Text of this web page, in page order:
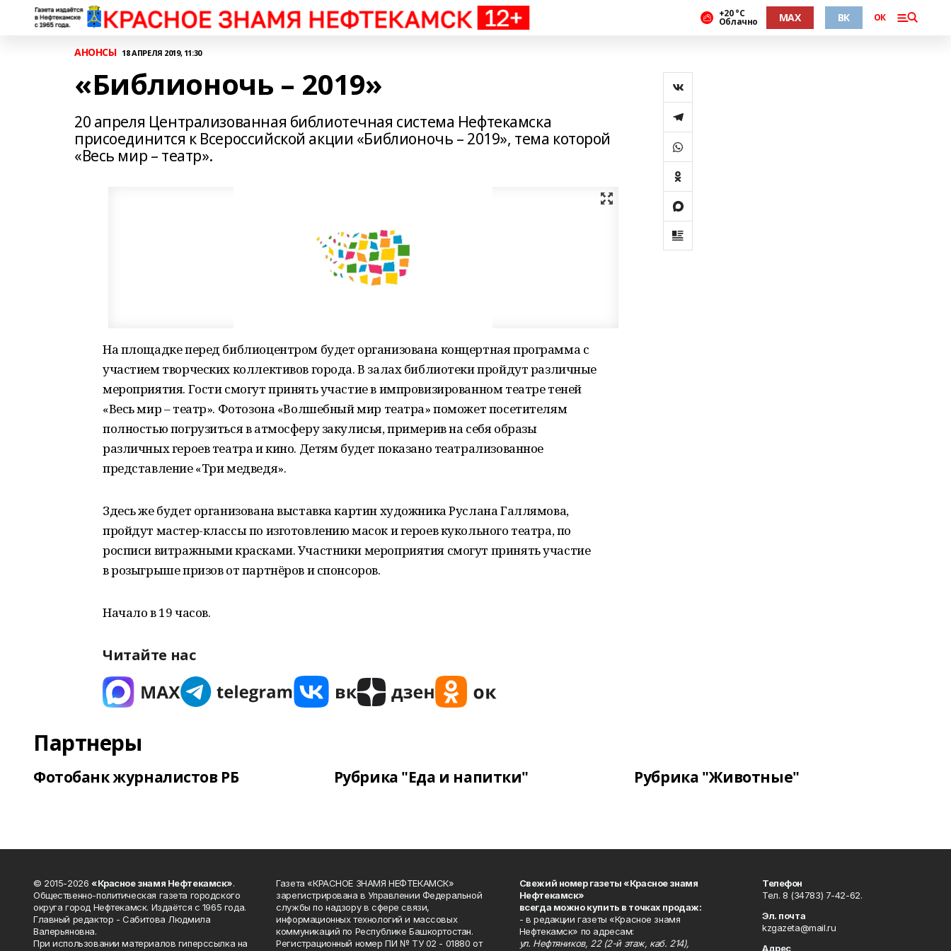
+20 °С
Облачно MAX ВК ОК
АНОНСЫ 18 АПРЕЛЯ 2019, 11:30
«Библионочь – 2019»
20 апреля Централизованная библиотечная система Нефтекамска
присоединится к Всероссийской акции «Библионочь – 2019», тема которой
«Весь мир – театр».
На площадке перед библиоцентром будет организована концертная программа с
участием творческих коллективов города. В залах библиотеки пройдут различные
мероприятия. Гости смогут принять участие в импровизированном театре теней
«Весь мир – театр». Фотозона «Волшебный мир театра» поможет посетителям
полностью погрузиться в атмосферу закулисья, примерив на себя образы
различных героев театра и кино. Детям будет показано театрализованное
представление «Три медведя».
Здесь же будет организована выставка картин художника Руслана Галлямова,
пройдут мастер-классы по изготовлению масок и героев кукольного театра, по
росписи витражными красками. Участники мероприятия смогут принять участие
в розыгрыше призов от партнёров и спонсоров.
Начало в 19 часов.
Читайте нас
Партнеры
Фотобанк журналистов РБ Рубрика "Еда и напитки" Рубрика "Животные"
© 2015-2026 «Красное знамя Нефтекамск».
Общественно-политическая газета городского
округа город Нефтекамск. Издаётся с 1965 года.
Главный редактор - Сабитова Людмила
Валерьяновна.
При использовании материалов гиперссылка на
Газета «КРАСНОЕ ЗНАМЯ НЕФТЕКАМСК»
зарегистрирована в Управлении Федеральной
службы по надзору в сфере связи,
информационных технологий и массовых
коммуникаций по Республике Башкортостан.
Регистрационный номер ПИ № ТУ 02 - 01880 от
Свежий номер газеты «Красное знамя
Нефтекамск»
всегда можно купить в точках продаж:
- в редакции газеты «Красное знамя
Нефтекамск» по адресам:
ул. Нефтяников, 22 (2-й этаж, каб. 214),
Телефон
Тел. 8 (34783) 7-42-62.
Эл. почта
kzgazeta@mail.ru
Адрес